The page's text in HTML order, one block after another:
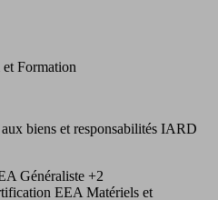
Formation
biens et responsabilités IARD
Généraliste +2
EEA Matériels et